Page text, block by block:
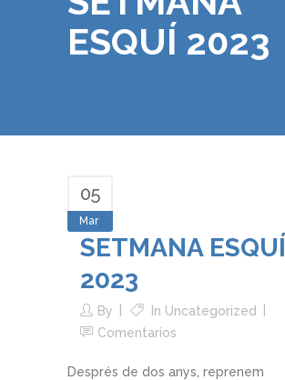
ESQUÍ 2023
05
Mar
SETMANA ESQUÍ
2023
By In Uncategorized
Comentarios
Després de dos anys, reprenem